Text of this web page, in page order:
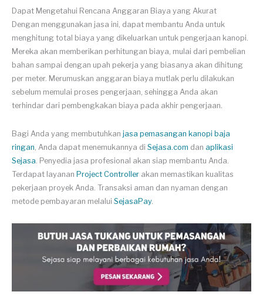
Dapat Mengetahui Rencana Anggaran Biaya yang Akurat
Dengan menggunakan jasa ini, dapat membantu Anda untuk
menghitung total biaya yang dikeluarkan untuk pengerjaan kanopi.
Mereka akan memberikan perhitungan biaya, mulai dari pembelian
bahan sampai dengan upah pekerja yang biasanya akan dihitung
per meter. Merumuskan anggaran biaya mutlak perlu dilakukan
sebelum memulai proses pengerjaan, sehingga Anda akan
terhindar dari pembengkakan biaya pada akhir pengerjaan.
Bagi Anda yang membutuhkan jasa pemasangan kanopi baja
ringan, Anda dapat menemukannya di Sejasa.com dan aplikasi
Sejasa. Penyedia jasa profesional akan siap membantu Anda.
Terdapat layanan Project Controller akan memastikan kualitas
pekerjaan proyek Anda. Transaksi aman dan nyaman dengan
metode pembayaran melalui SejasaPay.